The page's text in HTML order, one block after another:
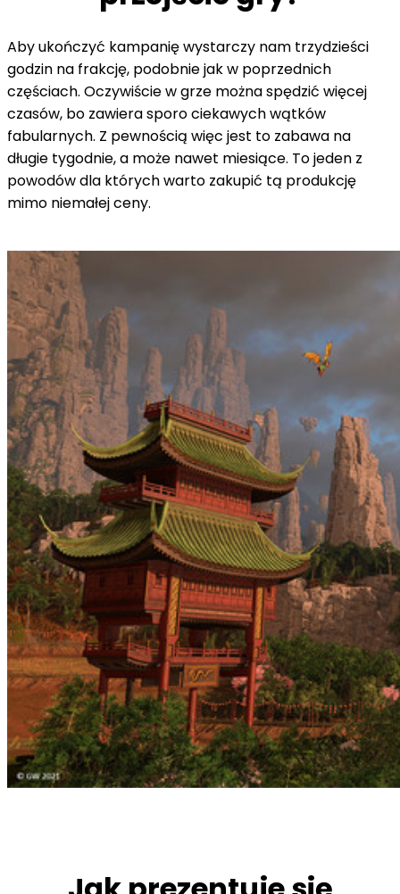
Aby ukończyć kampanię wystarczy nam trzydzieści
godzin na frakcję, podobnie jak w poprzednich
częściach. Oczywiście w grze można spędzić więcej
czasów, bo zawiera sporo ciekawych wątków
fabularnych. Z pewnością więc jest to zabawa na
długie tygodnie, a może nawet miesiące. To jeden z
powodów dla których warto zakupić tą produkcję
mimo niemałej ceny.